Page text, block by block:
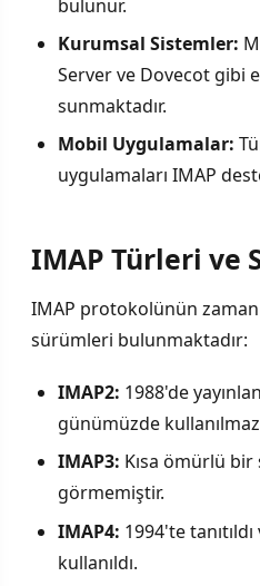
bulunur.
Kurumsal Sistemler:
Server ve Dovecot gibi
sunmaktadır.
Mobil Uygulamalar:
uygulamaları IMAP
IMAP Türleri ve
IMAP protokolünün
sürümleri bulunmaktadır:
IMAP2: 1988'de
günümüzde
IMAP3: Kısa ömürlü
görmemiştir.
IMAP4: 1994'te
kullanıldı.